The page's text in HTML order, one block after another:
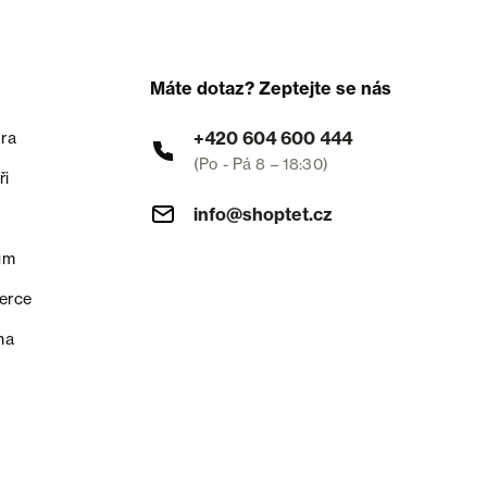
Máte dotaz? Zeptejte se nás
+420 604 600 444
(Po - Pá 8 – 18:30)
info@shoptet.cz